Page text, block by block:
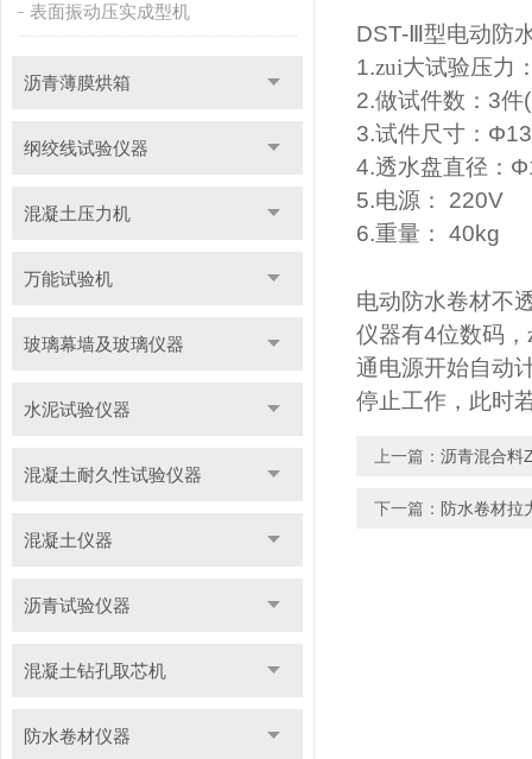
表面振动压实成型机
沥青薄膜烘箱
纲绞线试验仪器
混凝土压力机
万能试验机
玻璃幕墙及玻璃仪器
水泥试验仪器
混凝土耐久性试验仪器
混凝土仪器
沥青试验仪器
混凝土钻孔取芯机
防水卷材仪器
DST- Ⅲ型电动防
1.zui大试验压力
2.做试件数： 3件(
3.试件尺寸：
4.透水盘直径：
5.电源：
220V
6.重量： 40kg
电动防水卷材不
仪器有4位数码
通电源开始自动
停止工作，此时
上一篇： 沥青混合料
下一篇： 防水卷材拉